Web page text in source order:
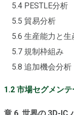
5.4 PESTLE分析
5.5 貿易分析
5.6 生産能力と生
5.7 規制枠組み
5.8 追加機会分析
1.2 市場セグメン